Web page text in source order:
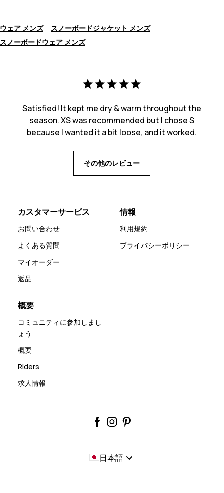
ウェア メンズ
スノーボードジャケット メンズ
スノーボードウェア メンズ
Satisfied! It kept me dry & warm throughout the
season. XS was recommended but I chose S
because I wanted it a bit loose, and it worked.
その他のレビュー
カスタマーサービス
お問い合わせ
よくある質問
マイオーダー
返品
情報
利用規約
プライバシーポリシー
概要
コミュニティに参加しまし
ょう
概要
Riders
求人情報
日本語